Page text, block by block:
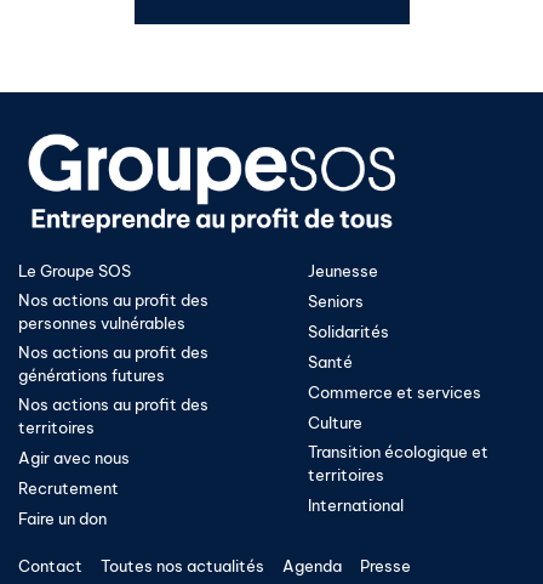
Le Groupe SOS
Nos actions au profit des
personnes vulnérables
Nos actions au profit des
générations futures
Nos actions au profit des
territoires
Agir avec nous
Recrutement
Faire un don
Jeunesse
Seniors
Solidarités
Santé
Commerce et services
Culture
Transition écologique et
territoires​
International
Contact Toutes nos actualités Agenda Presse